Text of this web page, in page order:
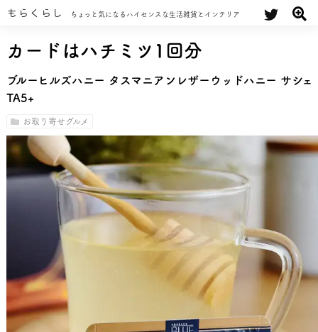
もらくらし ちょっと気になるハイセンスな生活雑貨とインテリア
カードはハチミツ1回分
ブルーヒルズハニー タスマニアンレザーウッドハニー サシェ
TA5+
お取り寄せグルメ